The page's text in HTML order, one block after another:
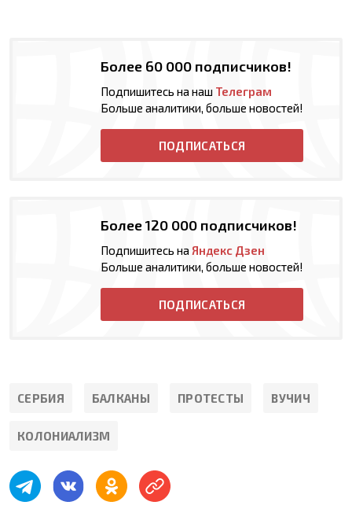
Более 60 000 подписчиков!
Подпишитесь на наш Телеграм
Больше аналитики, больше новостей!
ПОДПИСАТЬСЯ
Более 120 000 подписчиков!
Подпишитесь на Яндекс Дзен
Больше аналитики, больше новостей!
ПОДПИСАТЬСЯ
СЕРБИЯ БАЛКАНЫ ПРОТЕСТЫ ВУЧИЧ
КОЛОНИАЛИЗМ